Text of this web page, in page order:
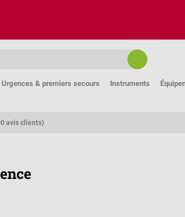
Urgences & premiers secours Instruments
avis clients)